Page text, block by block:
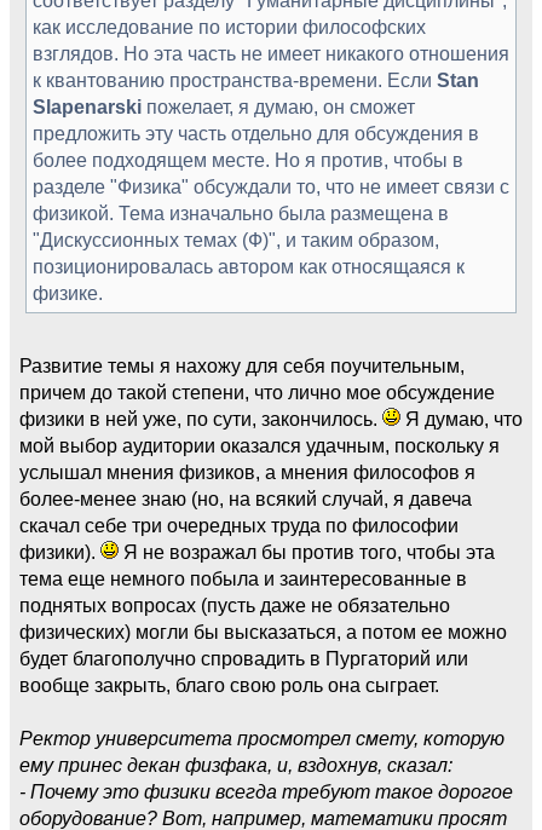
как исследование по истории философских
взглядов. Но эта часть не имеет никакого отношения
к квантованию пространства-времени. Если Stan
Slapenarski пожелает, я думаю, он сможет
предложить эту часть отдельно для обсуждения в
более подходящем месте. Но я против, чтобы в
разделе "Физика" обсуждали то, что не имеет связи с
физикой. Тема изначально была размещена в
"Дискуссионных темах (Ф)", и таким образом,
позиционировалась автором как относящаяся к
физике.
Развитие темы я нахожу для себя поучительным,
причем до такой степени, что лично мое обсуждение
физики в ней уже, по сути, закончилось.
Я думаю, что
мой выбор аудитории оказался удачным, поскольку я
услышал мнения физиков, а мнения философов я
более-менее знаю (но, на всякий случай, я давеча
скачал себе три очередных труда по философии
физики).
Я не возражал бы против того, чтобы эта
тема еще немного побыла и заинтересованные в
поднятых вопросах (пусть даже не обязательно
физических) могли бы высказаться, а потом ее можно
будет благополучно спровадить в Пургаторий или
вообще закрыть, благо свою роль она сыграет.
Ректор университета просмотрел смету, которую
ему принес декан физфака, и, вздохнув, сказал:
- Почему это физики всегда требуют такое дорогое
оборудование? Вот, например, математики просят